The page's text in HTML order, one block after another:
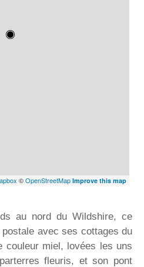
©OpenStreetMap Improve this map
au nord du Wildshire, ce
avec ses cottages du
couleur miel, lovées les uns
fleuris, et son pont